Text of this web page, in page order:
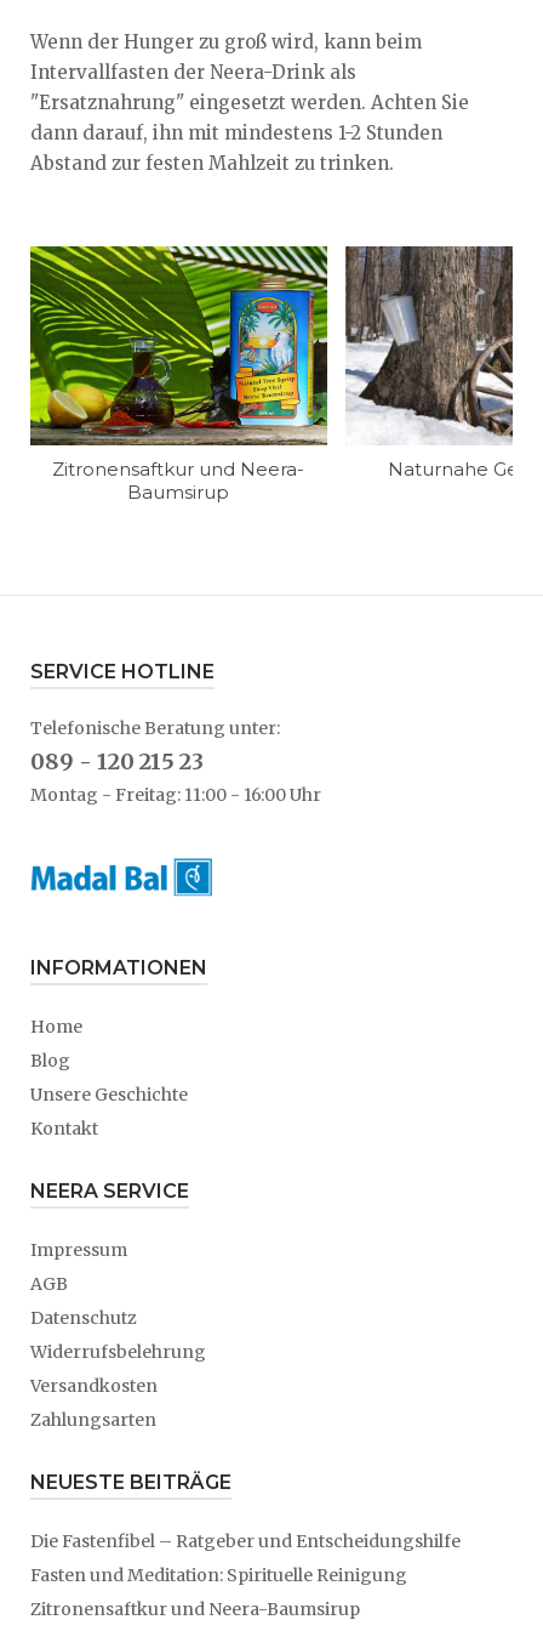
Wenn der Hunger zu groß wird, kann beim
Intervallfasten der Neera-Drink als
"Ersatznahrung" eingesetzt werden. Achten Sie
dann darauf, ihn mit mindestens 1-2 Stunden
Abstand zur festen Mahlzeit zu trinken.
Zitronensaftkur und Neera-
Baumsirup
Naturnahe
SERVICE HOTLINE
Telefonische Beratung unter:
089 - 120 215 23
Montag - Freitag: 11:00 - 16:00 Uhr
INFORMATIONEN
Home
Blog
Unsere Geschichte
Kontakt
NEERA SERVICE
Impressum
AGB
Datenschutz
Widerrufsbelehrung
Versandkosten
Zahlungsarten
NEUESTE BEITRÄGE
Die Fastenfibel – Ratgeber und Entscheidungshilfe
Fasten und Meditation: Spirituelle Reinigung
Zitronensaftkur und Neera-Baumsirup